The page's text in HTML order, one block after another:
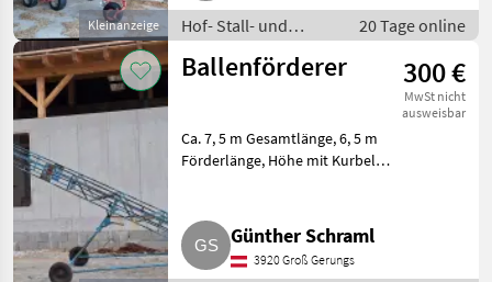
Kleinanzeige
Hof- Stall- und
Weidetechnik /
Heutechnik
20 Tage online
Ballenförderer 300 €
MwSt nicht
ausweisbar
Ca. 7, 5 m Gesamtlänge, 6, 5 m
Förderlänge, Höhe mit Kurbel
Weidetechnik Heutechnik
Günther Schraml
3920 Groß Gerungs